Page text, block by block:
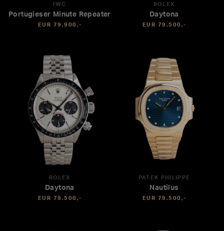
IWC
Portugieser Minute Repeater
EUR 79.900,-
ROLEX
Daytona
EUR 79.500,-
ROLEX
Daytona
EUR 79.500,-
PATEK PHILIPPE
Nautilus
EUR 79.500,-